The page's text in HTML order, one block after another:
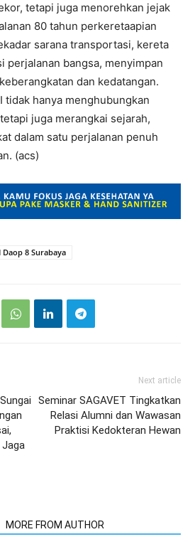
tetapi juga menorehkan jejak
80 tahun perkeretaapian
sarana transportasi, kereta
perjalanan bangsa, menyimpan
dan kedatangan.
tidak hanya menghubungkan
juga merangkai sejarah,
dalam satu perjalanan penuh
(acs)
Daop 8 Surabaya
Jaga
Next article
Seminar SAGAVET Tingkatkan
Relasi Alumni dan Wawasan
Praktisi Kedokteran Hewan
MORE FROM AUTHOR